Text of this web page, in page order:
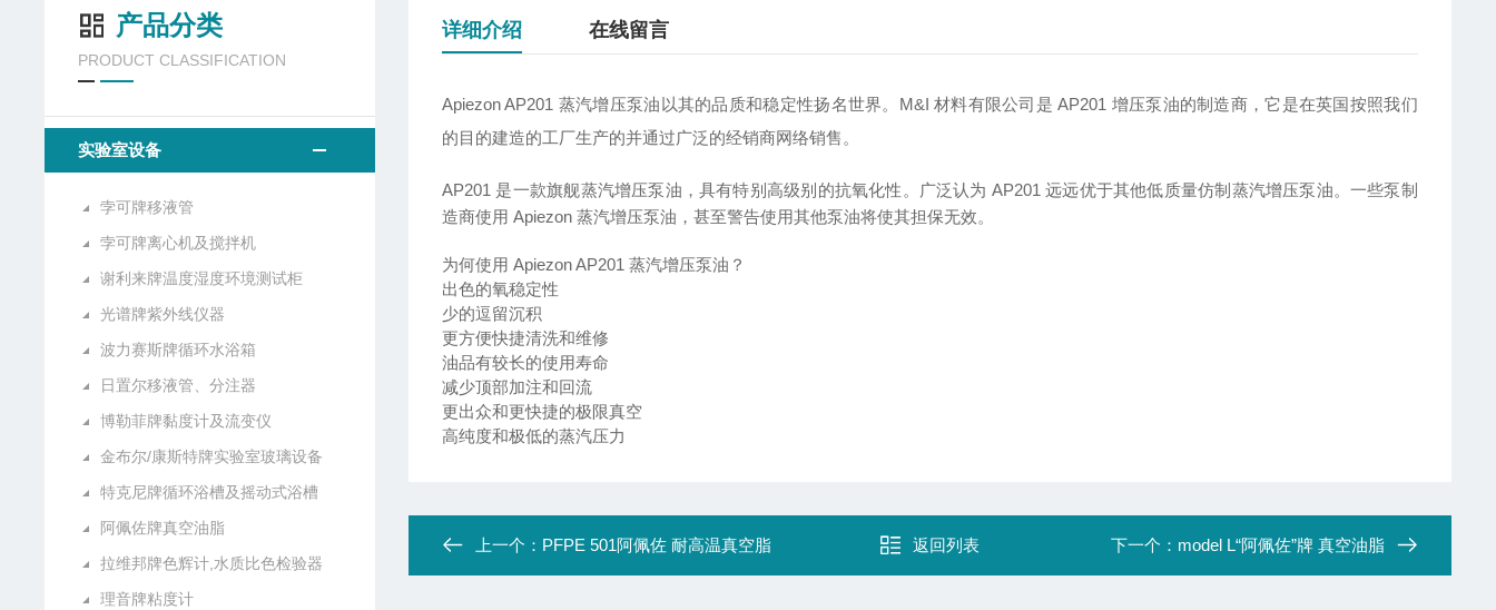
产品分类
PRODUCT CLASSIFICATION
实验室设备
孛可牌移液管
孛可牌离心机及搅拌机
谢利来牌温度湿度环境测试柜
光谱牌紫外线仪器
波力赛斯牌循环水浴箱
日置尔移液管、分注器
博勒菲牌黏度计及流变仪
金布尔/康斯特牌实验室玻璃设备
特克尼牌循环浴槽及摇动式浴槽
阿佩佐牌真空油脂
拉维邦牌色辉计,水质比色检验器
理音牌粘度计
详细介绍 在线留言
Apiezon AP201 蒸汽增压泵油以其的品质和稳定性扬名世界。M&I 材料有限公司是 AP201 增压泵油的制造商，它是在英国按照我们
的目的建造的工厂生产的并通过广泛的经销商网络销售。
AP201 是一款旗舰蒸汽增压泵油，具有特别高级别的抗氧化性。广泛认为 AP201 远远优于其他低质量仿制蒸汽增压泵油。一些泵制
造商使用 Apiezon 蒸汽增压泵油，甚至警告使用其他泵油将使其担保无效。
为何使用 Apiezon AP201 蒸汽增压泵油？
出色的氧稳定性
少的逗留沉积
更方便快捷清洗和维修
油品有较长的使用寿命
减少顶部加注和回流
更出众和更快捷的极限真空
高纯度和极低的蒸汽压力
上一个： PFPE 501阿佩佐 耐高温真空脂 返回列表 下一个： model L“阿佩佐”牌 真空油脂